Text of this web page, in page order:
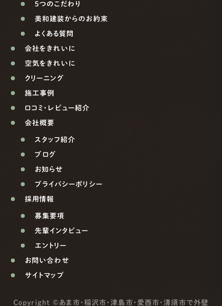
5つのこだわり
美和建装からのお約束
よくある質問
会社をきれいに
空気をきれいに
クリーニング
施工事例
口コミ・レビュー紹介
会社概要
スタッフ紹介
ブログ
お知らせ
プライバシーポリシー
採用情報
募集要項
先輩インタビュー
エントリー
お問い合わせ
サイトマップ
Copyright ©あま市・稲沢市・津島市・愛西市・清須市で外壁